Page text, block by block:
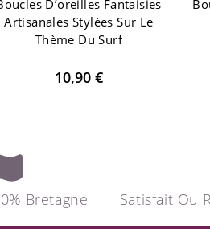
D’oreilles Fantaisies
Artisanales Stylées Sur Le
Thème Du Surf
10,90 €
Bretagne Satisfait Ou